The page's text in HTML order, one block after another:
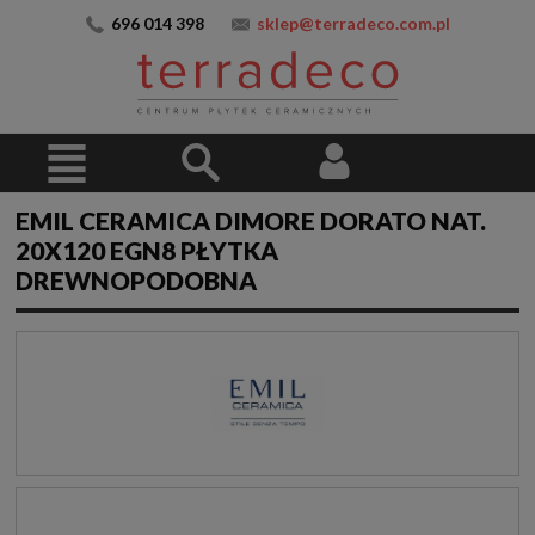
696 014 398 sklep@terradeco.com.pl
EMIL CERAMICA DIMORE DORATO NAT.
20X120 EGN8 PŁYTKA
DREWNOPODOBNA